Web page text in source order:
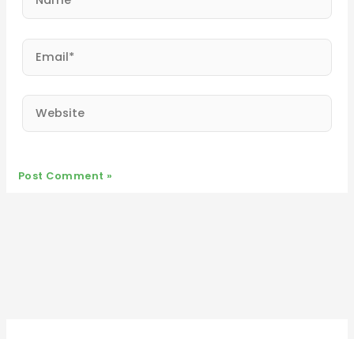
Email*
Website